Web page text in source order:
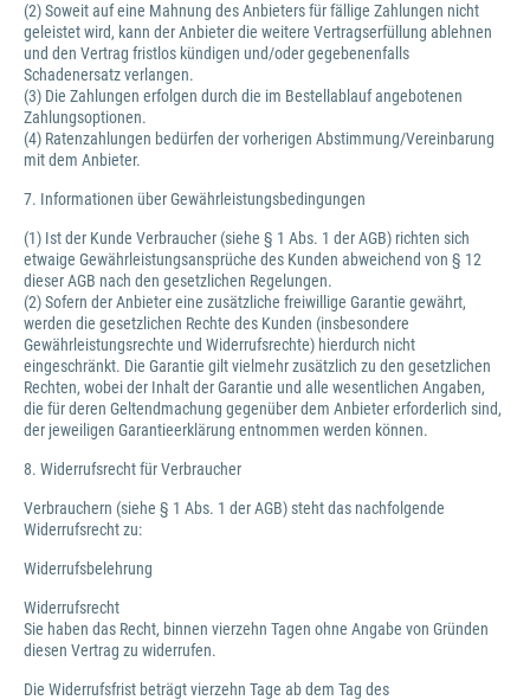
(2) Soweit auf eine Mahnung des Anbieters für fällige Zahlungen nicht
geleistet wird, kann der Anbieter die weitere Vertragserfüllung ablehnen
und den Vertrag fristlos kündigen und/oder gegebenenfalls
Schadenersatz verlangen.
(3) Die Zahlungen erfolgen durch die im Bestellablauf angebotenen
Zahlungsoptionen.
(4) Ratenzahlungen bedürfen der vorherigen Abstimmung/Vereinbarung
mit dem Anbieter.
7. Informationen über Gewährleistungsbedingungen
(1) Ist der Kunde Verbraucher (siehe § 1 Abs. 1 der AGB) richten sich
etwaige Gewährleistungsansprüche des Kunden abweichend von § 12
dieser AGB nach den gesetzlichen Regelungen.
(2) Sofern der Anbieter eine zusätzliche freiwillige Garantie gewährt,
werden die gesetzlichen Rechte des Kunden (insbesondere
Gewährleistungsrechte und Widerrufsrechte) hierdurch nicht
eingeschränkt. Die Garantie gilt vielmehr zusätzlich zu den gesetzlichen
Rechten, wobei der Inhalt der Garantie und alle wesentlichen Angaben,
die für deren Geltendmachung gegenüber dem Anbieter erforderlich sind,
der jeweiligen Garantieerklärung entnommen werden können.
8. Widerrufsrecht für Verbraucher
Verbrauchern (siehe § 1 Abs. 1 der AGB) steht das nachfolgende
Widerrufsrecht zu:
Widerrufsbelehrung
Widerrufsrecht
Sie haben das Recht, binnen vierzehn Tagen ohne Angabe von Gründen
diesen Vertrag zu widerrufen.
Die Widerrufsfrist beträgt vierzehn Tage ab dem Tag des